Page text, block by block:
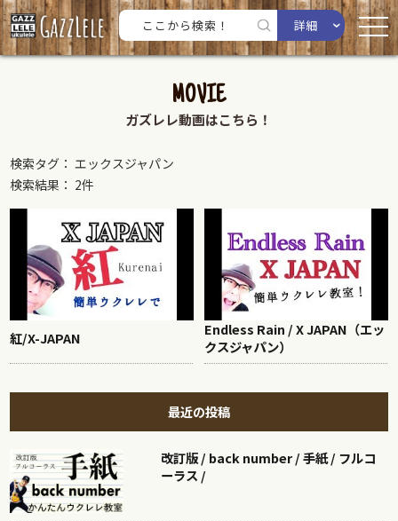
詳細
MOVIE
ガズレレ動画はこちら！
検索タグ： エックスジャパン
検索結果： 2件
紅/X-JAPAN
Endless Rain / X JAPAN（エッ
クスジャパン）
最近の投稿
改訂版 / back number / 手紙 / フルコ
ーラス /